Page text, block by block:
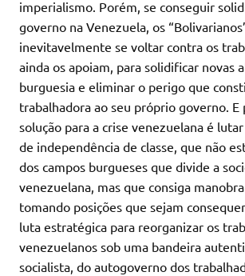
imperialismo. Porém, se conseguir
governo na Venezuela, os
inevitavelmente se voltar contra os
ainda os apoiam, para solidificar novas
burguesia e eliminar o perigo que
trabalhadora ao seu próprio governo. E
solução para a crise venezuelana é
de independência de classe, que não
dos campos burgueses que divide a
venezuelana, mas que consiga
tomando posições que sejam
luta estratégica para reorganizar os
venezuelanos sob uma bandeira
socialista, do autogoverno dos